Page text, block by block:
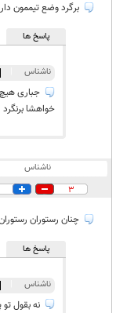
برگرد وضع تیممون
پاسخ ها
ناشناس
جباری هیچ
خواهشا برنگرد
ناشناس
3
چنان رستوران
پاسخ ها
ناشناس
نه بقول تو